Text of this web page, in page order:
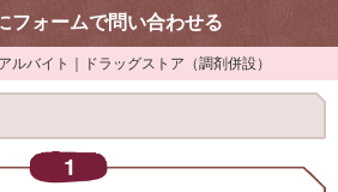
フォームで問い合わせる
ルバイト｜ドラッグストア（調剤併設）